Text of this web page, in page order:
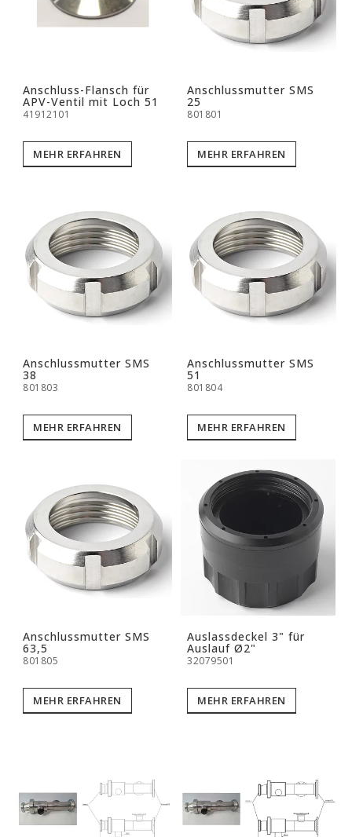
Anschluss-Flansch für
APV-Ventil mit Loch 51
41912101
MEHR ERFAHREN
Anschlussmutter SMS
25
801801
MEHR ERFAHREN
Anschlussmutter SMS
38
801803
MEHR ERFAHREN
Anschlussmutter SMS
51
801804
MEHR ERFAHREN
Anschlussmutter SMS
63,5
801805
MEHR ERFAHREN
Auslassdeckel 3" für
Auslauf Ø2"
32079501
MEHR ERFAHREN